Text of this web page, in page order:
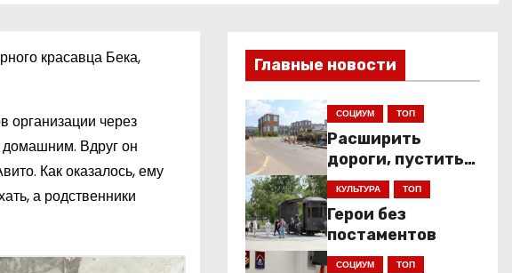
красавца Бека,
организации через
домашним. Вдруг он
Как оказалось, ему
а родственники
Главные новости
СОЦИУМ ТОП
Расширить
дороги, пустить
низкопольники
КУЛЬТУРА ТОП
Герои без
постаментов
СОЦИУМ ТОП